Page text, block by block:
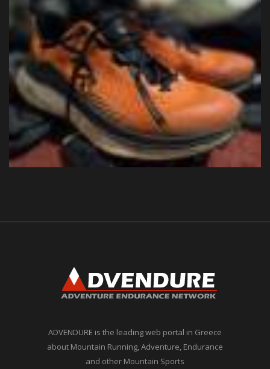
ADVENDURE is the leading web portal in Greece
about Mountain Running, Adventure, Endurance
and other Mountain Sports